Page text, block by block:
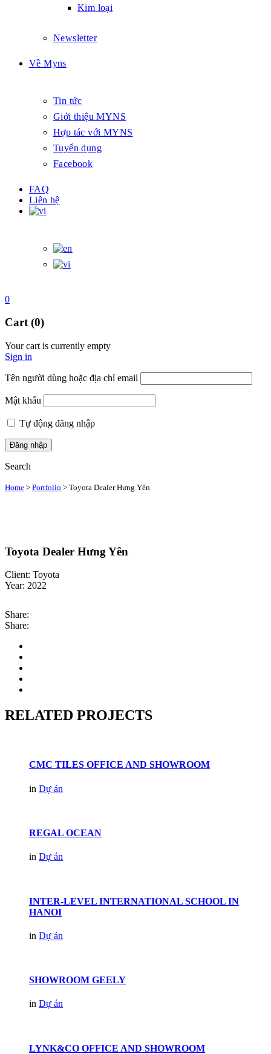
Kim loại
Newsletter
Về Myns
Tin tức
Giới thiệu MYNS
Hợp tác với MYNS
Tuyển dụng
Facebook
FAQ
Liên hệ
0
Cart (0)
Your cart is currently empty
Sign in
Tên người dùng hoặc địa chỉ email
Mật khẩu
Tự động đăng nhập
Search
Home > Portfolio > Toyota Dealer Hưng Yên
Toyota Dealer Hưng Yên
Client: Toyota
Year: 2022
Share:
Share:
RELATED PROJECTS
CMC TILES OFFICE AND SHOWROOM
in Dự án
REGAL OCEAN
in Dự án
INTER-LEVEL INTERNATIONAL SCHOOL IN
HANOI
in Dự án
SHOWROOM GEELY
in Dự án
LYNK&CO OFFICE AND SHOWROOM